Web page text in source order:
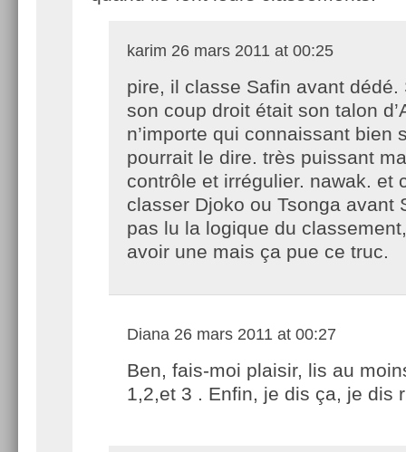
karim 26 mars 2011 at 00:25
pire, il classe Safin avant dédé.
son coup droit était son talon
n’importe qui connaissant bien
pourrait le dire. très puissant
contrôle et irrégulier. nawak. et
classer Djoko ou Tsonga avant
pas lu la logique du
avoir une mais ça pue ce truc.
Diana 26 mars 2011 at 00:27
Ben, fais-moi plaisir, lis au
1,2,et 3 . Enfin, je dis ça, je dis